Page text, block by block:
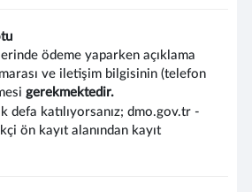
ödeme yaparken açıklama
ve iletişim bilgisinin (telefon
gerekmektedir.
defa katılıyorsanız; dmo.gov.tr -
ön kayıt alanından kayıt